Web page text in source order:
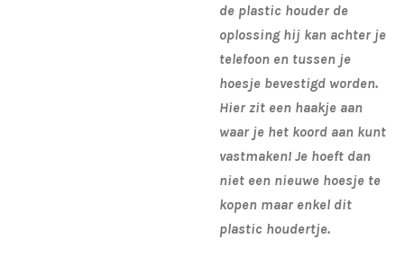
de plastic houder de
oplossing hij kan achter je
telefoon en tussen je
hoesje bevestigd worden.
Hier zit een haakje aan
waar je het koord aan kunt
vastmaken! Je hoeft dan
niet een nieuwe hoesje te
kopen maar enkel dit
plastic houdertje.